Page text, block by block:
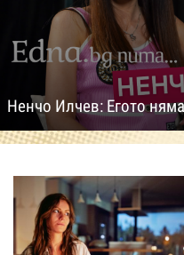
Ненчо Илчев: Егото